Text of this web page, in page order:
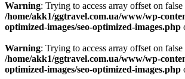
Warning: Trying to access array offset on false
/home/akk1/ggtravel.com.ua/www/wp-
optimized-images/seo-optimized-images.php
Warning: Trying to access array offset on false
/home/akk1/ggtravel.com.ua/www/wp-
optimized-images/seo-optimized-images.php